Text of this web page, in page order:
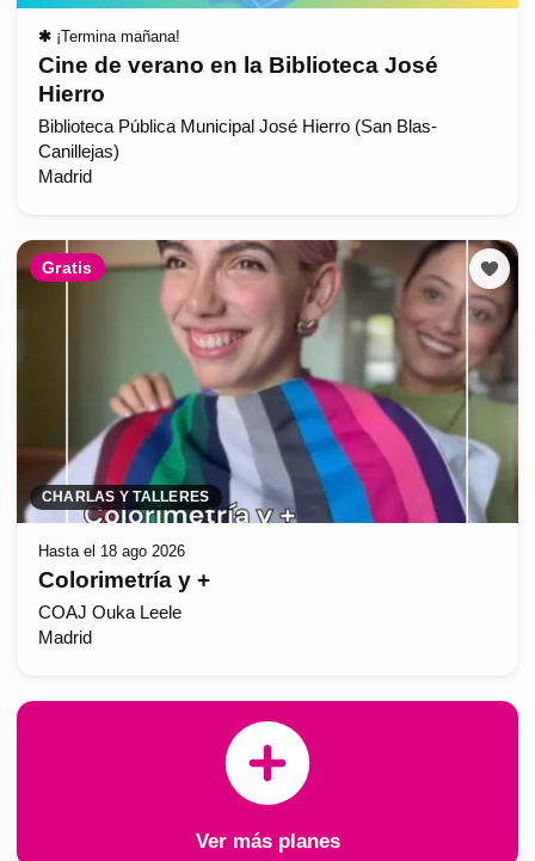
✱ ¡Termina mañana!
Cine de verano en la Biblioteca José
Hierro
Biblioteca Pública Municipal José Hierro (San Blas-
Canillejas)
Madrid
Gratis
CHARLAS Y TALLERES
Hasta el 18 ago 2026
Colorimetría y +
COAJ Ouka Leele
Madrid
Ver más planes